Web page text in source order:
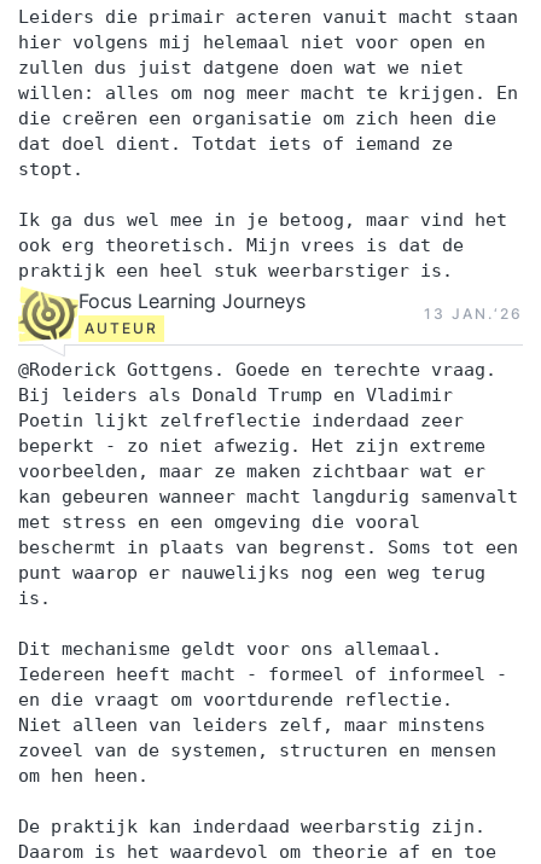
Leiders die primair acteren vanuit macht staan
hier volgens mij helemaal niet voor open en
zullen dus juist datgene doen wat we niet
willen: alles om nog meer macht te krijgen. En
die creëren een organisatie om zich heen die
dat doel dient. Totdat iets of iemand ze
stopt.
Ik ga dus wel mee in je betoog, maar vind het
ook erg theoretisch. Mijn vrees is dat de
praktijk een heel stuk weerbarstiger is.
Focus Learning Journeys
AUTEUR
13 JAN.‘26
@Roderick Gottgens. Goede en terechte vraag.
Bij leiders als Donald Trump en Vladimir
Poetin lijkt zelfreflectie inderdaad zeer
beperkt - zo niet afwezig. Het zijn extreme
voorbeelden, maar ze maken zichtbaar wat er
kan gebeuren wanneer macht langdurig samenvalt
met stress en een omgeving die vooral
beschermt in plaats van begrenst. Soms tot een
punt waarop er nauwelijks nog een weg terug
is.
Dit mechanisme geldt voor ons allemaal.
Iedereen heeft macht - formeel of informeel -
en die vraagt om voortdurende reflectie.
Niet alleen van leiders zelf, maar minstens
zoveel van de systemen, structuren en mensen
om hen heen.
De praktijk kan inderdaad weerbarstig zijn.
Daarom is het waardevol om theorie af en toe